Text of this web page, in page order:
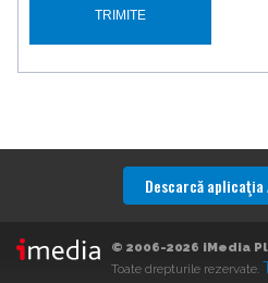
Descarcă
© 2006-2026 iMedia
Toate drepturile rezervate.